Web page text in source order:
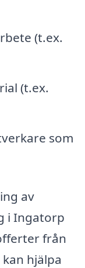
(t.ex.
(t.ex.
som
av
i Ingatorp
från
hjälpa